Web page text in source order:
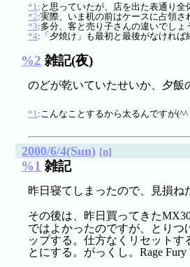
*1 :と思っていたが、店を出た表通り全
*2:実際、いま机の前はケースに占領さ
*3:多分、客と売り子さんの違いでしょ
*4:「夕焼け」も最初と最後がなければ
%2 雑記(夜)
のどが乾いていたせいか、夕飯
*1 :こんなことするから太るんですが(^^
2000/6/4(Sun) [n]
%1 雑記
昨日寝てしまったので、見損ね
その後は、昨日買ってきた
ではよかったのですが、とりつ
ップする。仕方なくリセット
とにする。がっくし。Rage